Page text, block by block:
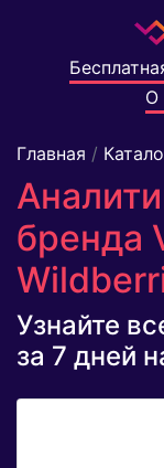
О
Главная /
бренда
Узнайте
за 7 дней